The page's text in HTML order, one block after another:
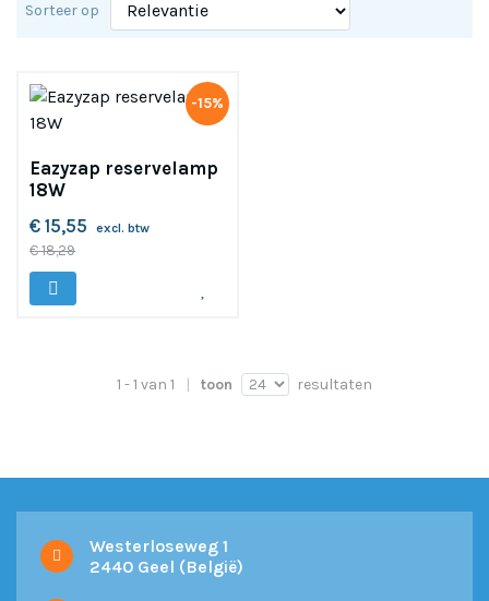
Sorteer op
-15%
Eazyzap reservelamp
18W
€ 15,55
excl. btw
€ 18,29
1 - 1 van 1 toon resultaten
Westerloseweg 1
2440 Geel (België)